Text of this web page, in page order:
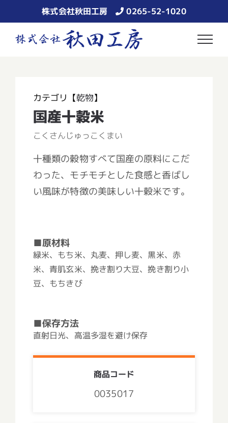
to
content
株式会社秋田工房 0265-52-1020
カテゴリ【乾物】
国産十穀米
こくさんじゅっこくまい
十種類の穀物すべて国産の原料にこだ
わった、モチモチとした食感と香ばし
い風味が特徴の美味しい十穀米です。
■原材料
緑米、もち米、丸麦、押し麦、黒米、赤
米、青肌玄米、挽き割り大豆、挽き割り小
豆、もちきび
■保存方法
直射日光、高温多湿を避け保存
商品コード
0035017